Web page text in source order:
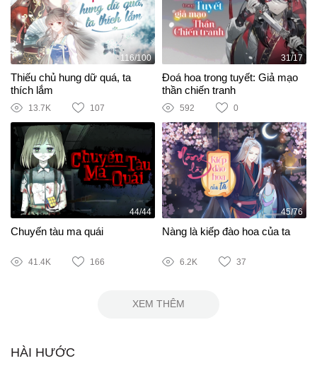
116/100
Thiếu chủ hung dữ quá, ta
thích lắm
13.7K 107
31/17
Đoá hoa trong tuyết: Giả mạo
thần chiến tranh
592 0
44/44
Chuyến tàu ma quái
41.4K 166
45/76
Nàng là kiếp đào hoa của ta
6.2K 37
XEM THÊM
HÀI HƯỚC